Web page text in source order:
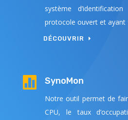
système
protocole ouvert et ayant
DÉCOUVRIR
 SynoMon
Notre outil permet de
CPU, le taux